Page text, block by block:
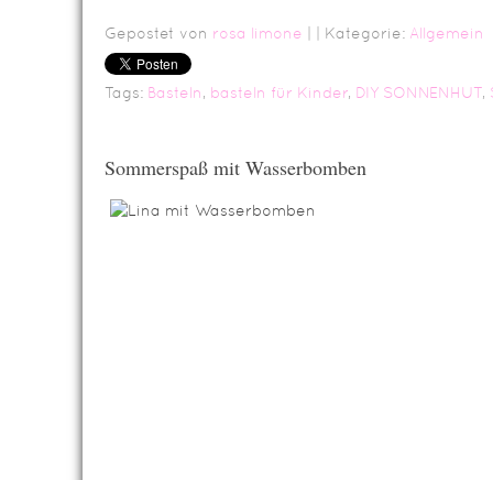
Gepostet von rosa limone | Kategorie: Allgemein
Tags: Basteln, basteln für Kinder, DIY SONNENHUT,
Sommerspaß mit Wasserbomben